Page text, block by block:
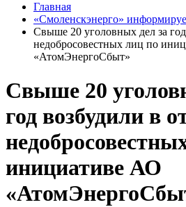
Главная
«Смоленскэнерго»
Свыше 20 уголовных дел за
недобросовестных лиц по
«АтомЭнергоСбыт»
Свыше 20
год возбудили в
инициативе АО